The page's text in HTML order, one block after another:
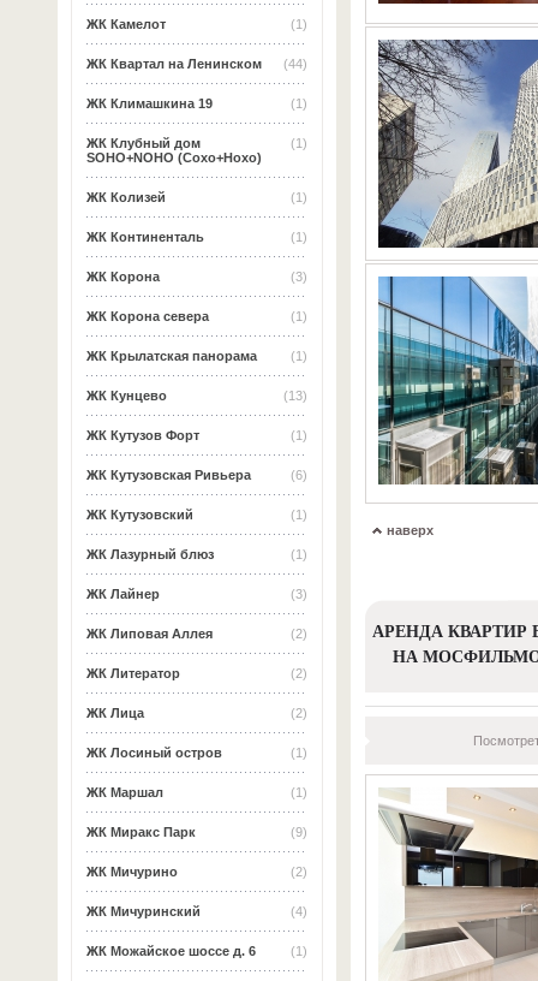
(1)
ЖК Камелот
(44)
ЖК Квартал на Ленинском
(1)
ЖК Климашкина 19
(1)
ЖК Клубный дом
SOHO+NOHO (Сохо+Нохо)
(1)
ЖК Колизей
(1)
ЖК Континенталь
(3)
ЖК Корона
(1)
ЖК Корона севера
(1)
ЖК Крылатская панорама
(13)
ЖК Кунцево
(1)
ЖК Кутузов Форт
(6)
ЖК Кутузовская Ривьера
(1)
ЖК Кутузовский
(1)
ЖК Лазурный блюз
(3)
ЖК Лайнер
(2)
ЖК Липовая Аллея
(2)
ЖК Литератор
(2)
ЖК Лица
(1)
ЖК Лосиный остров
(1)
ЖК Маршал
(9)
ЖК Миракс Парк
(2)
ЖК Мичурино
(4)
ЖК Мичуринский
(1)
ЖК Можайское шоссе д. 6
наверх
АРЕНДА
НА